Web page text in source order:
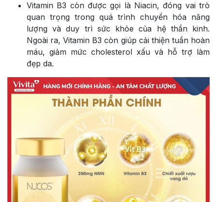
Vitamin B3 còn được gọi là Niacin, đóng vai trò
quan trọng trong quá trình chuyển hóa năng
lượng và duy trì sức khỏe của hệ thần kinh.
Ngoài ra, Vitamin B3 còn giúp cải thiện tuần hoàn
máu, giảm mức cholesterol xấu và hỗ trợ làm
đẹp da.